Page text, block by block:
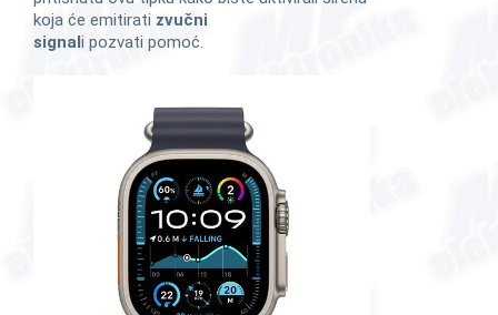
koja će emitirati zvučni
signali pozvati pomoć.